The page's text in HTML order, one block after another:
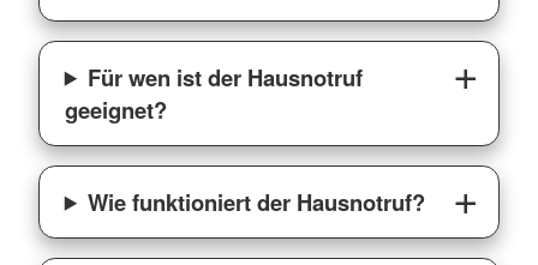
Für wen ist der Hausnotruf
geeignet?
Wie funktioniert der Hausnotruf?